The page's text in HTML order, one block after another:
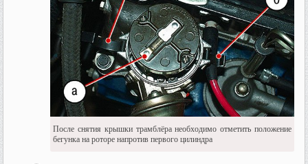
После снятия крышки трамблёра необходимо отметить положение
бегунка на роторе напротив первого цилиндра